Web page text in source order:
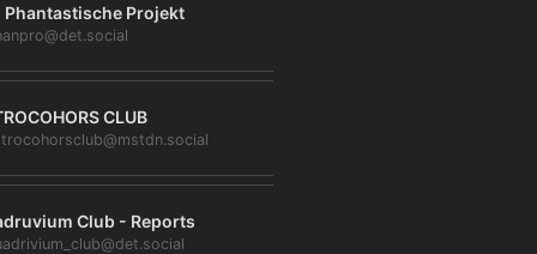
Phantastische Projekt
CLUB
Club - Reports